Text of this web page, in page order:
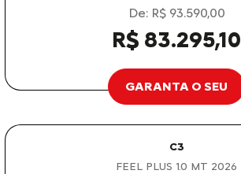
De: R$ 93.590,00
R$ 83.295,10
GARANTA O SEU
C3
FEEL PLUS 1.0 MT 2026